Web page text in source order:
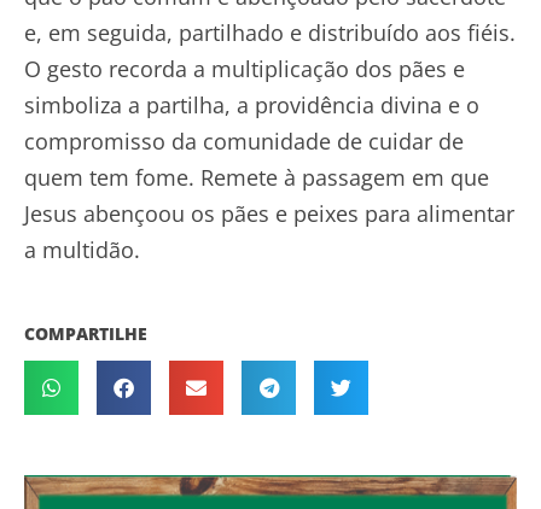
e, em seguida, partilhado e distribuído aos fiéis.
O gesto recorda a multiplicação dos pães e
simboliza a partilha, a providência divina e o
compromisso da comunidade de cuidar de
quem tem fome. Remete à passagem em que
Jesus abençoou os pães e peixes para alimentar
a multidão.
COMPARTILHE